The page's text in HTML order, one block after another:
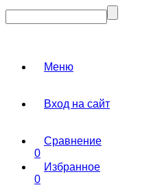
Меню
Вход на сайт
Сравнение
0
Избранное
0